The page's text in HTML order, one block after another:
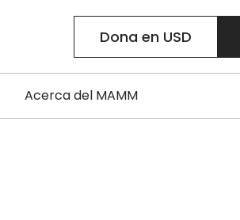
Dona en USD
Acerca del MAMM